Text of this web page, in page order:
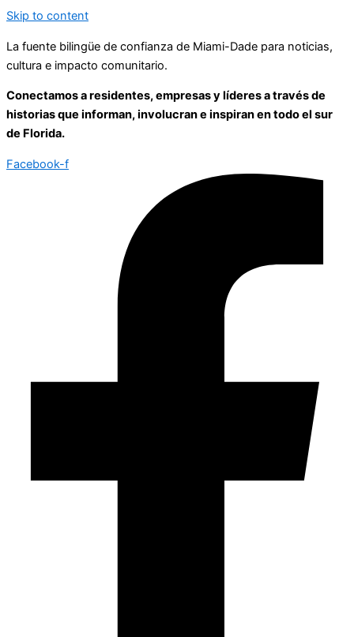
Skip to content
La fuente bilingüe de confianza de Miami-Dade para noticias,
cultura e impacto comunitario.
Conectamos a residentes, empresas y líderes a través de
historias que informan, involucran e inspiran en todo el sur
de Florida.
Facebook-f